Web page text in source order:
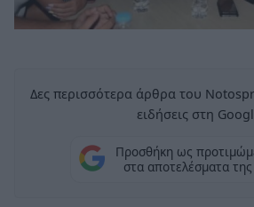
Δες περισσότερα άρθρα του
ειδήσεις στη
Προσθήκη ως
στα αποτελέσματα